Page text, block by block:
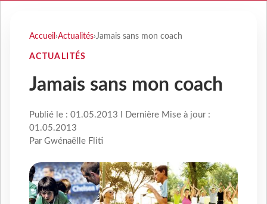
Accueil ›Actualités›Jamais sans mon coach
ACTUALITÉS
Jamais sans mon coach
Publié le : 01.05.2013 I Dernière Mise à jour :
01.05.2013
Par Gwénaëlle Fliti